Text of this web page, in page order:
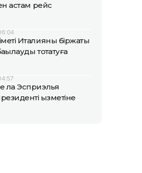
астам рейс
Италияны біржақты
тоқтатуға
ла Эсприэлья
қызметіне